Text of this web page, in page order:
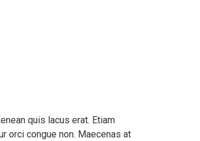
quis lacus erat. Etiam
orci congue non. Maecenas at